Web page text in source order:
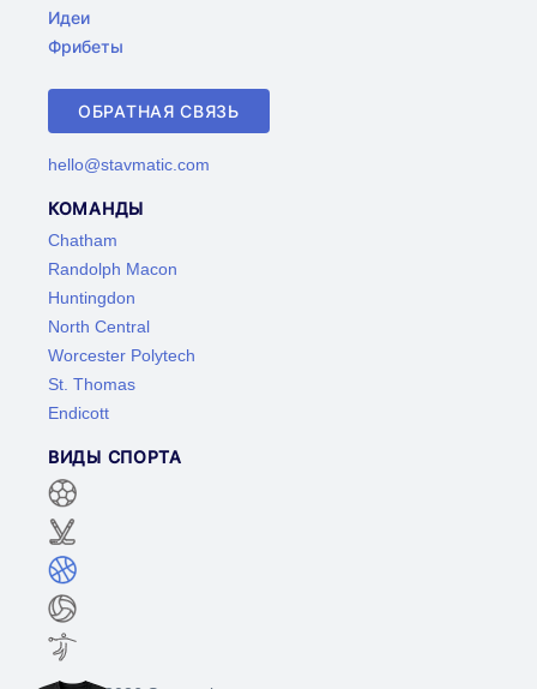
Идеи
Фрибеты
ОБРАТНАЯ СВЯЗЬ
hello@stavmatic.com
КОМАНДЫ
Chatham
Randolph Macon
Huntingdon
North Central
Worcester Polytech
St. Thomas
Endicott
ВИДЫ СПОРТА